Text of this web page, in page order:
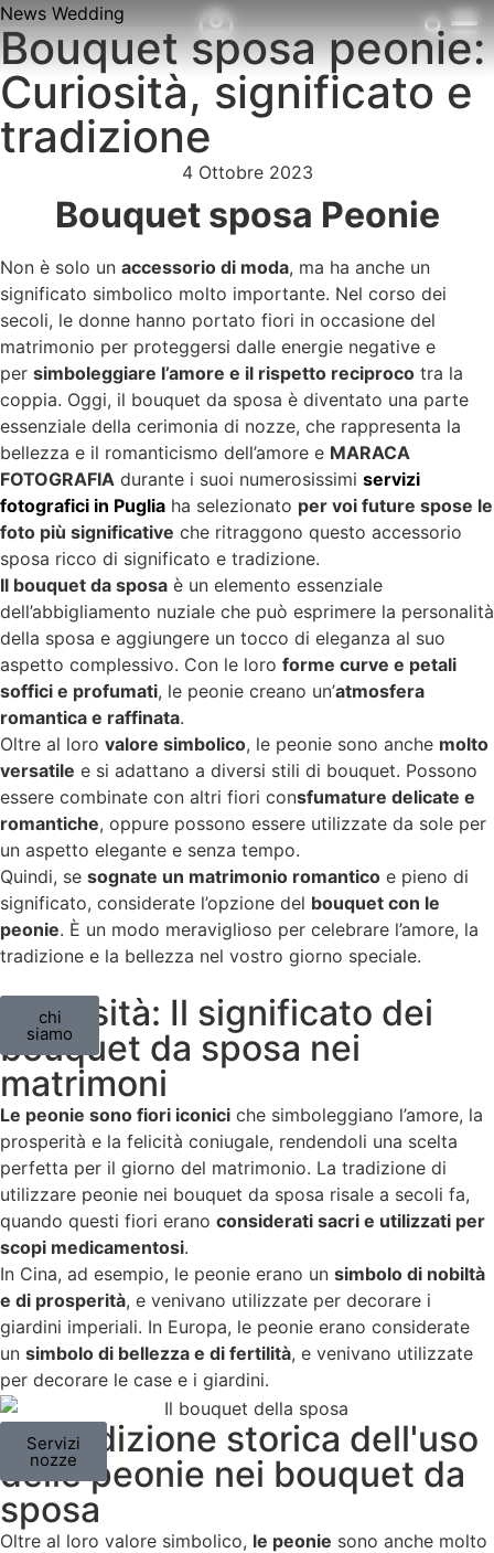
News Wedding
Bouquet sposa peonie:
Curiosità, significato e
tradizione
4 Ottobre 2023
Bouquet sposa Peonie
Non è solo un accessorio di moda, ma ha anche un
significato simbolico molto importante. Nel corso dei
secoli, le donne hanno portato fiori in occasione del
matrimonio per proteggersi dalle energie negative e
per simboleggiare l’amore e il rispetto reciproco tra la
coppia. Oggi, il bouquet da sposa è diventato una parte
essenziale della cerimonia di nozze, che rappresenta la
bellezza e il romanticismo dell’amore e MARACA
FOTOGRAFIA durante i suoi numerosissimi servizi
fotografici in Puglia ha selezionato per voi future spose le
foto più significative che ritraggono questo accessorio
sposa ricco di significato e tradizione.
Il bouquet da sposa è un elemento essenziale
dell’abbigliamento nuziale che può esprimere la personalità
della sposa e aggiungere un tocco di eleganza al suo
aspetto complessivo. Con le loro forme curve e petali
soffici e profumati, le peonie creano un’atmosfera
romantica e raffinata.
Oltre al loro valore simbolico, le peonie sono anche molto
versatile e si adattano a diversi stili di bouquet. Possono
essere combinate con altri fiori consfumature delicate e
romantiche, oppure possono essere utilizzate da sole per
un aspetto elegante e senza tempo.
Quindi, se sognate un matrimonio romantico e pieno di
significato, considerate l’opzione del bouquet con le
peonie. È un modo meraviglioso per celebrare l’amore, la
tradizione e la bellezza nel vostro giorno speciale.
chi
siamo
Curiosità: Il significato dei
bouquet da sposa nei
matrimoni
Le peonie sono fiori iconici che simboleggiano l’amore, la
prosperità e la felicità coniugale, rendendoli una scelta
perfetta per il giorno del matrimonio. La tradizione di
utilizzare peonie nei bouquet da sposa risale a secoli fa,
quando questi fiori erano considerati sacri e utilizzati per
scopi medicamentosi.
In Cina, ad esempio, le peonie erano un simbolo di nobiltà
e di prosperità, e venivano utilizzate per decorare i
giardini imperiali. In Europa, le peonie erano considerate
un simbolo di bellezza e di fertilità, e venivano utilizzate
per decorare le case e i giardini.
Servizi
nozze
La tradizione storica dell'uso
delle peonie nei bouquet da
sposa
Oltre al loro valore simbolico, le peonie sono anche molto